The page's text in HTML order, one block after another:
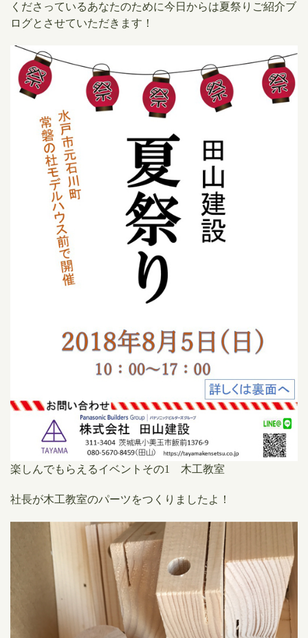
くださっているあなたのために今日からは夏祭りご紹介ブ
ログとさせていただきます！
楽しんでもらえるイベントその1 木工教室
社長が木工教室のパーツをつくりましたよ！